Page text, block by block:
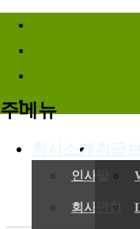
바로가기메뉴
주메뉴
회사소개
인사말
회사연혁
취급